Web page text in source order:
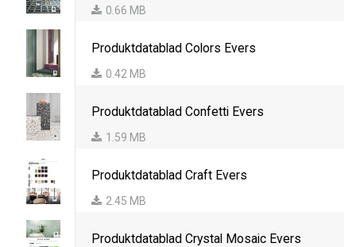
0.66 MB
Produktdatablad Colors Evers
0.42 MB
Produktdatablad Confetti Evers
1.59 MB
Produktdatablad Craft Evers
2.45 MB
Produktdatablad Crystal Mosaic Evers